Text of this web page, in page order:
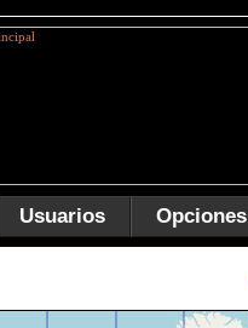
Usuarios Opciones
CR DR ER FR